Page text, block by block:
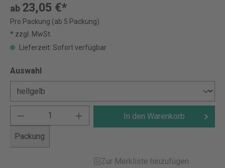
ab 23,05 €*
Pro Packung (ab 5 Packung)
* zzgl. MwSt.
Lieferzeit: Sofort verfügbar
Auswahl
Packung
In den Warenkorb
Zur Merkliste hinzufügen